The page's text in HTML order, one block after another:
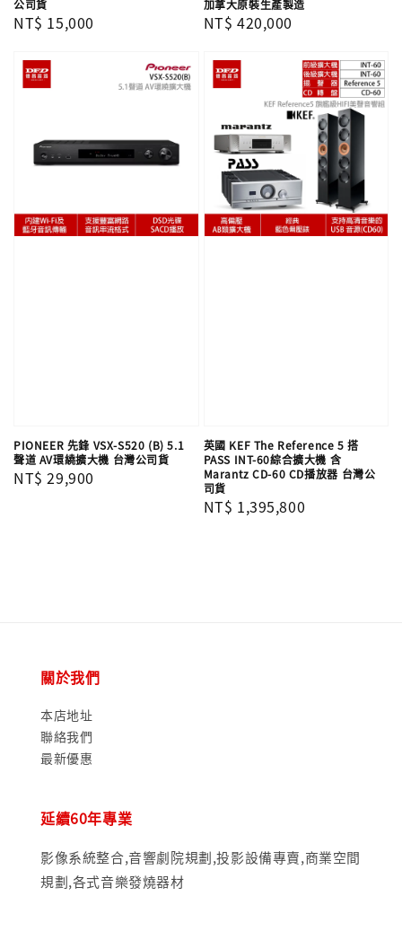
公司貨
Regular
NT$ 15,000
加拿大原裝生產製造
Regular
NT$ 420,000
PIONEER 先鋒 VSX-S520 (B) 5.1
聲道 AV環繞擴大機 台灣公司貨
Regular
NT$ 29,900
英國 KEF The Reference 5 搭
PASS INT-60綜合擴大機 含
Marantz CD-60 CD播放器 台灣公
司貨
Regular
NT$ 1,395,800
關於我們
本店地址
聯絡我們
最新優惠
延續60年專業
影像系統整合,音響劇院規劃,投影設備專賣,商業空間
規劃,各式音樂發燒器材